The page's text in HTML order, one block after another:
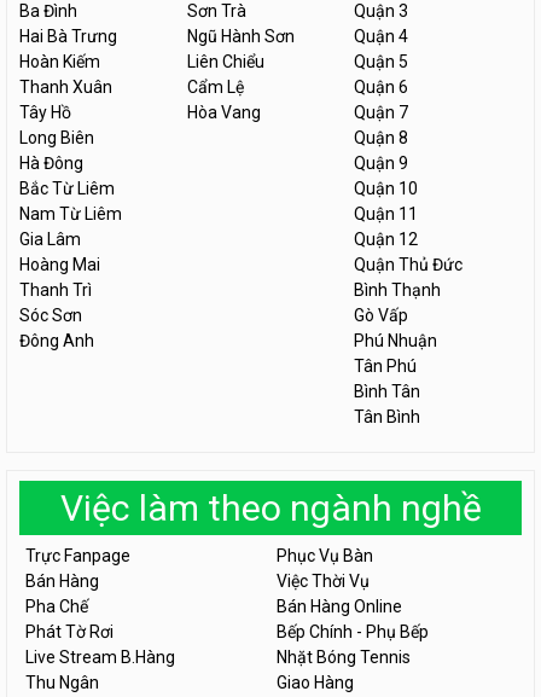
Ba Đình
Hai Bà Trưng
Hoàn Kiếm
Thanh Xuân
Tây Hồ
Long Biên
Hà Đông
Bắc Từ Liêm
Nam Từ Liêm
Gia Lâm
Hoàng Mai
Thanh Trì
Sóc Sơn
Đông Anh
Sơn Trà
Ngũ Hành Sơn
Liên Chiểu
Cẩm Lệ
Hòa Vang
Quận 3
Quận 4
Quận 5
Quận 6
Quận 7
Quận 8
Quận 9
Quận 10
Quận 11
Quận 12
Quận Thủ Đức
Bình Thạnh
Gò Vấp
Phú Nhuận
Tân Phú
Bình Tân
Tân Bình
Việc làm theo ngành nghề
Trực Fanpage
Phục Vụ Bàn
Bán Hàng
Việc Thời Vụ
Pha Chế
Bán Hàng Online
Phát Tờ Rơi
Bếp Chính - Phụ Bếp
Live Stream B.Hàng
Nhặt Bóng Tennis
Thu Ngân
Giao Hàng